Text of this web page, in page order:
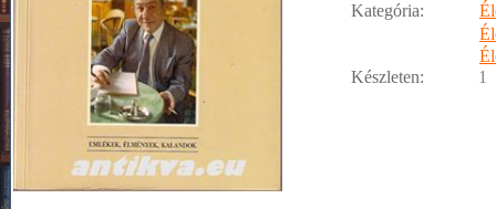
Kategória:
Készleten:
1